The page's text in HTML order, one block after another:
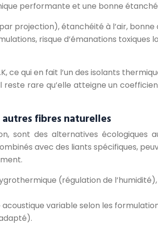
performante et une bonne
projection), étanchéité à l’air,
risque d’émanations
ce qui en fait l’un des isolants
rare qu’elle atteigne un
fibres naturelles
sont des alternatives écologiques
avec des liants spécifiques,
(régulation de
variable selon les